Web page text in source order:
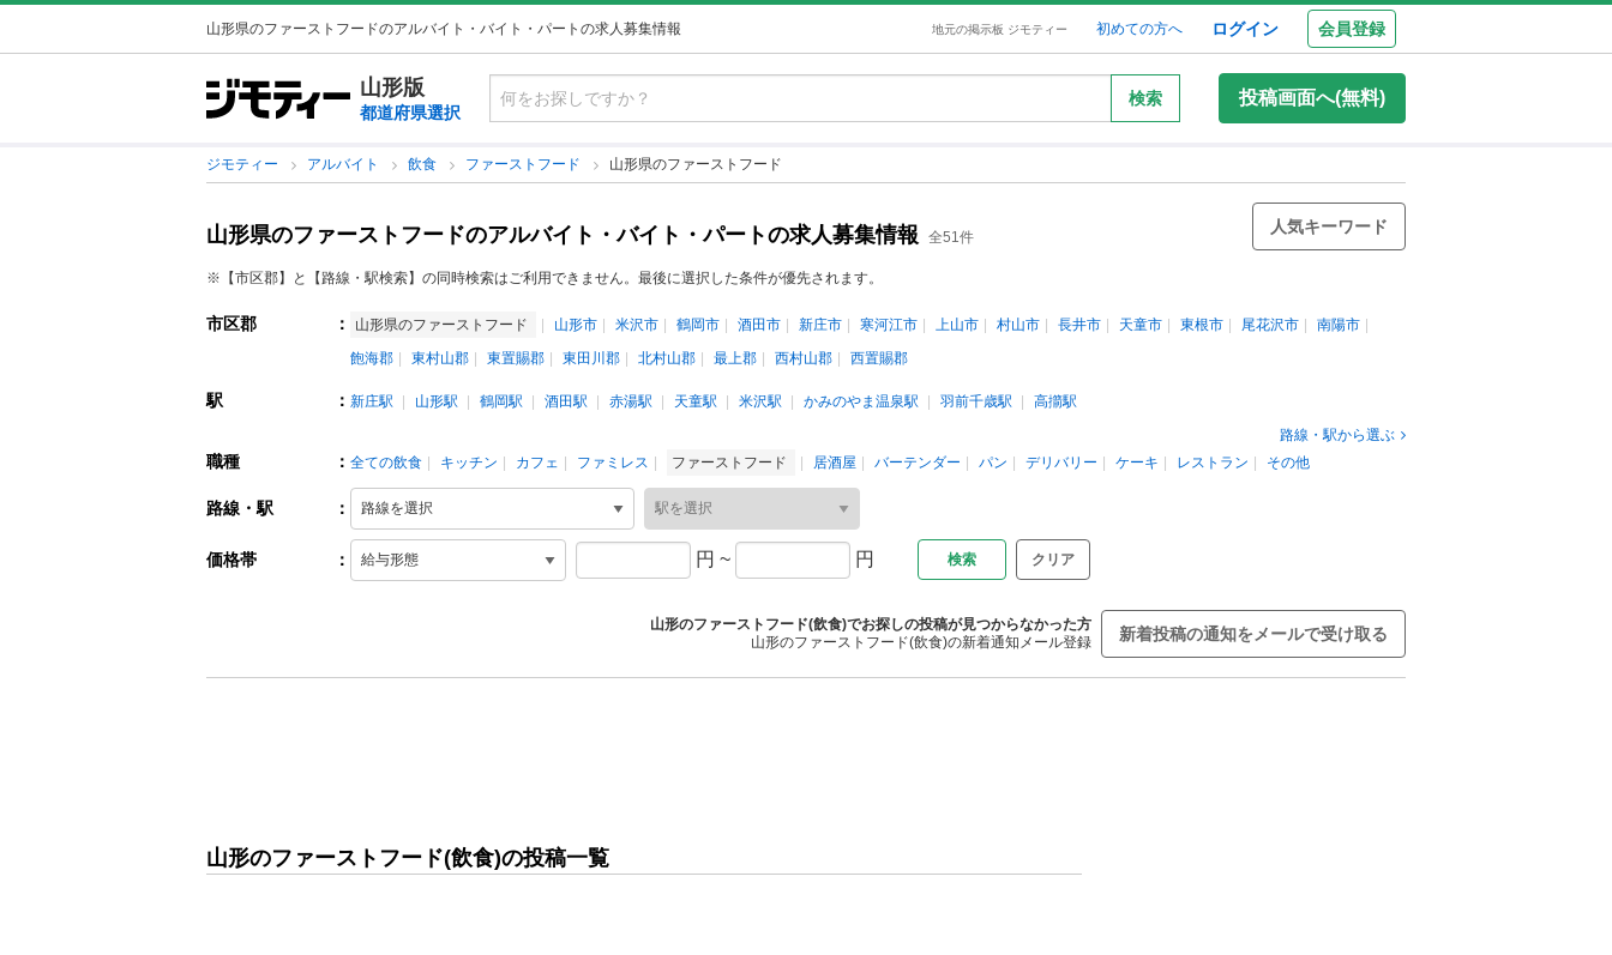
山形県のファーストフードのアルバイト・バイト・パートの求人募集情報 地元の掲示板 ジモティー 初めての方へ ログイン 会員登録
山形版
都道府県選択
検索 投稿画面へ(無料)
ジモティー アルバイト 飲食 ファーストフード 山形県のファーストフード
山形県のファーストフードのアルバイト・バイト・パートの求人募集情報 全51件
人気キーワード
※【市区郡】と【路線・駅検索】の同時検索はご利用できません。最後に選択した条件が優先されます。
市区郡 ： 山形県のファーストフード 山形市 米沢市 鶴岡市 酒田市 新庄市 寒河江市 上山市 村山市 長井市 天童市 東根市 尾花沢市
南陽市
飽海郡
東村山郡 東置賜郡 東田川郡 北村山郡 最上郡 西村山郡 西置賜郡
駅 ： 新庄駅 山形駅 鶴岡駅 酒田駅 赤湯駅 天童駅 米沢駅 かみのやま温泉駅 羽前千歳駅
高擶駅
路線・駅から選ぶ
職種 ： 全ての飲食 キッチン カフェ ファミレス ファーストフード 居酒屋 バーテンダー パン デリバリー ケーキ レストラン その他
路線・駅 ：
価格帯 ： 円 ~ 円 クリア
山形のファーストフード(飲食)でお探しの投稿が見つからなかった方
山形のファーストフード(飲食)の新着通知メール登録
新着投稿の通知をメールで受け取る
山形のファーストフード(飲食)の投稿一覧